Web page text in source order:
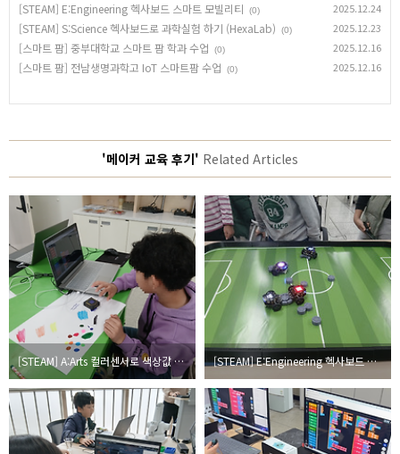
[STEAM] E:Engineering 헥사보드 스마트 모빌리티 (0) 2025.12.24
[STEAM] S:Science 헥사보드로 과학실험 하기 (HexaLab) (0) 2025.12.23
[스마트 팜] 중부대학교 스마트 팜 학과 수업 (0) 2025.12.16
[스마트 팜] 전남생명과학고 IoT 스마트팜 수업 (0) 2025.12.16
'메이커 교육 후기' Related Articles
[STEAM] A:Arts 컬러센서로 색상값 읽기 (헥사보드 [STEAM] E:Engineering 헥사보드 스마트 모빌리티